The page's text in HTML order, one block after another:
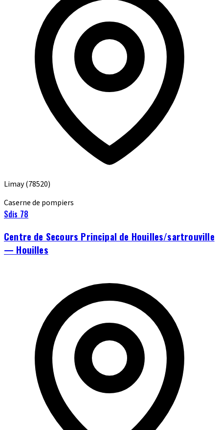
Limay(78520)
Caserne de pompiers
Sdis 78
Centre de Secours Principal de Houilles/sartrouville
— Houilles